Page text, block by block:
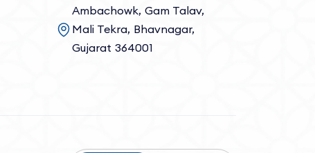
Ambachowk, Gam Talav,
Mali Tekra, Bhavnagar,
Gujarat 364001